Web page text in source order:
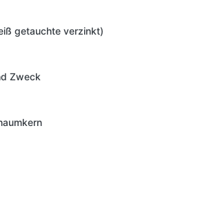
getauchte verzinkt)
Zweck